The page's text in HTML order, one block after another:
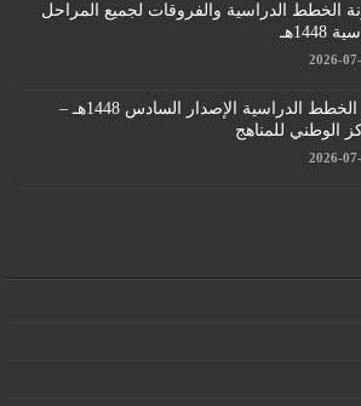
الخطط الدراسية والفروقات لجميع المراحل
1448هـ
2026-
دليل الخطط الدراسية الإصدار السادس 1448هـ –
الوطني للمناهج
2026-